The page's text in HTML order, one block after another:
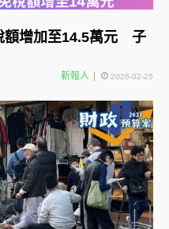
額增加至14.5萬元 子
新報人 2026-02-25